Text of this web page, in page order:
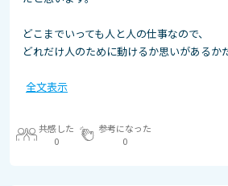
どこまでいっても人と人の仕事なので、
どれだけ人のために動けるか思いがあるか
全文表示
共感した
0
参考になった
0